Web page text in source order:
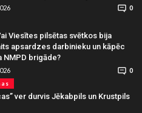
0
Viesītes pilsētas svētkos bija
apsardzes darbinieku un kāpēc
NMPD brigāde?
0
ver durvis Jēkabpils un Krustpils